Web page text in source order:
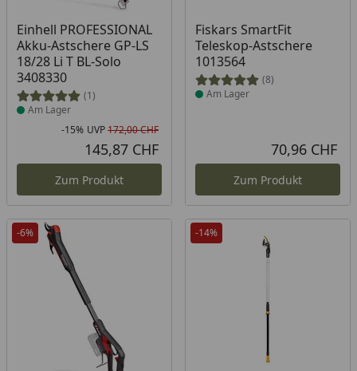
Einhell PROFESSIONAL
Akku-Astschere GP-LS
18/28 Li T BL-Solo
3408330
(1)
Produkt am Lager
Am Lager
Rabatt in Prozent
-15%
Ursprünglicher Preis
UVP172,00 CHF
145,87 CHF
Zum Produkt
Fiskars SmartFit
Teleskop-Astschere
1013564
(8)
Produkt am Lager
Am Lager
70,96 CHF
Zum Produkt
-6% -14%